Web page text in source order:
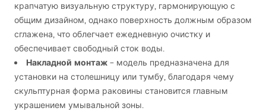
крапчатую визуальную структуру, гармонирующую с
общим дизайном, однако поверхность должным образом
сглажена, что облегчает ежедневную очистку и
обеспечивает свободный сток воды.
Накладной монтаж – модель предназначена для
установки на столешницу или тумбу, благодаря чему
скульптурная форма раковины становится главным
украшением умывальной зоны.